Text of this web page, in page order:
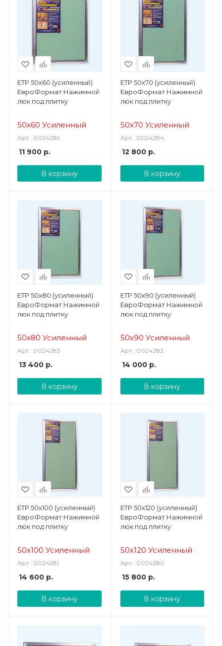
ЕТР 50х60 (усиленный)
ЕвроФормат Нажимной
люк под плитку
50х60 Усиленный
Арт.: 0024285
11 900 р.
В корзину
ЕТР 50х70 (усиленный)
ЕвроФормат Нажимной
люк под плитку
50х70 Усиленный
Арт.: 0024284
12 800р.
В корзину
ЕТР 50х80 (усиленный)
ЕвроФормат Нажимной
люк под плитку
50х80 Усиленный
Арт.: 0024283
13 400 р.
В корзину
ЕТР 50х90 (усиленный)
ЕвроФормат Нажимной
люк под плитку
50х90 Усиленный
Арт.: 0024282
14 000р.
В корзину
ЕТР 50х100 (усиленный)
ЕвроФормат Нажимной
люк под плитку
50х100 Усиленный
Арт.: 0024281
14 600 р.
В корзину
ЕТР 50х120 (усиленный)
ЕвроФормат Нажимной
люк под плитку
50х120 Усиленный
Арт.: 0024280
15 800р.
В корзину